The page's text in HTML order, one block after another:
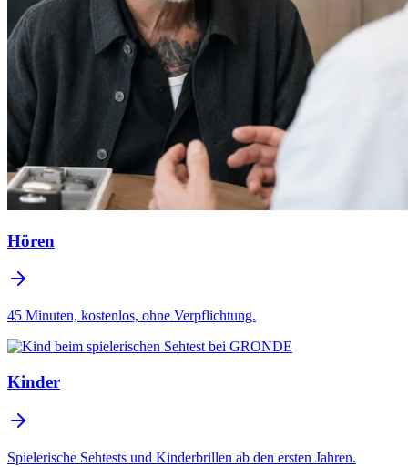
Hören
45 Minuten, kostenlos, ohne Verpflichtung.
Kinder
Spielerische Sehtests und Kinderbrillen ab den ersten Jahren.